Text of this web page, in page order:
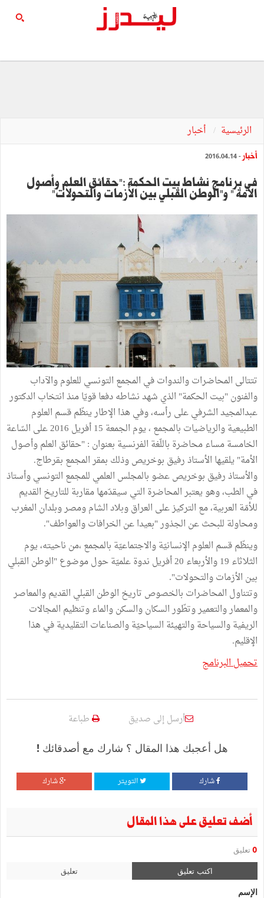
الرئيسية أخبار
أخبار - 2016.04.14
في برنامج نشاط بيت الحكمة :"حقائق العلم وأصول
الأمة " و"الوطن القبلي بين الأزمات والتحولات"
تتتالى المحاضرات والندوات في المجمع التونسي للعلوم والآداب
والفنون "بيت الحكمة" الذي شهد نشاطه دفعا قويّا منذ انتخاب الدكتور
عبدالمجيد الشرفي على رأسه، وفي هذا الإطار ينظّم قسم العلوم
الطبيعية والرياضيات بالمجمع ، يوم الجمعة 15 أفريل 2016 على السّاعة
الخامسة مساء محاضرة باللّغة الفرنسية بعنوان : "حقائق العلم وأصول
الأمة" يلقيها الأستاذ رفيق بوخريص وذلك بمقر المجمع بقرطاج.
والأستاذ رفيق بوخريص عضو بالمجلس العلمي للمجمع التونسي وأستاذ
في الطب، وهو يعتبر المحاضرة التي سيقدّمها مقاربة للتاريخ القديم
للأمّة العربية، مع التركيز على العراق وبلاد الشام ومصر وبلدان المغرب
ومحاولة للبحث عن الجذور "بعيدا عن الخرافات والعواطف".
وينظّم قسم العلوم الإنسانيّة والاجتماعيّة بالمجمع ،من ناحيته، يوم
الثلاثاء 19 والأربعاء 20 أفريل ندوة علميّة حول موضوع "الوطن القبلي
بين الأزمات والتحولات".
وتتناول المحاضرات بالخصوص تاريخ الوطن القبلي القديم والمعاصر
والمعمار والتعمير وتطّور السكان والسكن والماء وتنظيم المجالات
الريفية والسياحة والتهيئة السياحيّة والصناعات التقليدية في هذا
الإقليم.
تحميل البرنامج
أرسل إلى صديق طباعة
هل أعجبك هذا المقال ؟ شارك مع أصدقائك !
شارك التويتر شارك
أضف تعليق على هذا المقال
0 تعليق
اكتب تعليق تعليق
الإسم